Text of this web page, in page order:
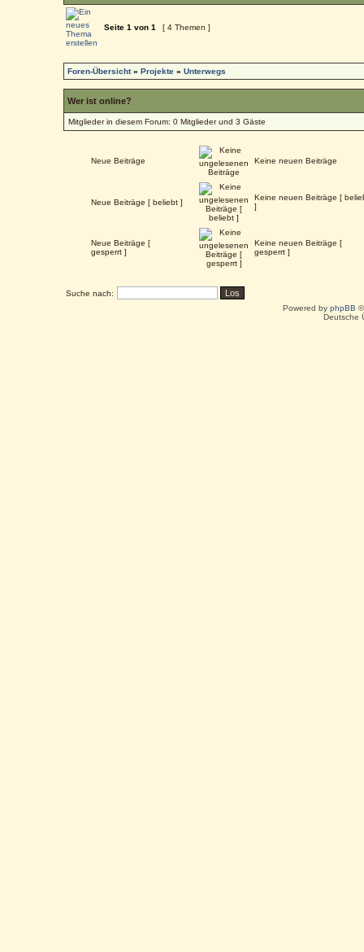
Seite1 von1 [ 4 Themen ]
Foren-Übersicht»Projekte »Unterwegs
Wer ist online?
Mitglieder in diesem Forum: 0 Mitglieder und 3 Gäste
Neue Beiträge Keine neuen Beiträge
Neue Beiträge [ beliebt ]
Keine neuen Beiträge [
]
Neue Beiträge [
gesperrt ]
Keine neuen Beiträge [
gesperrt ]
Suche nach:
Powered by phpBB
Deutsche